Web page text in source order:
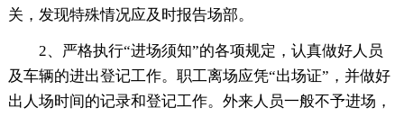
关，发现特殊情况应及时报告场部。
2、严格执行“进场须知”的各项规定，认真做好人员
及车辆的进出登记工作。职工离场应凭“出场证”，并做好
出人场时间的记录和登记工作。外来人员一般不予进场，